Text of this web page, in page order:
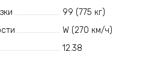
99 (775 кг)
W (270 км/ч)
12.38